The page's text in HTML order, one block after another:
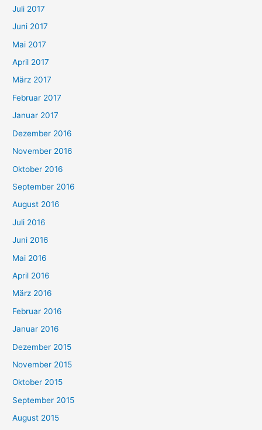
Juli 2017
Juni 2017
Mai 2017
April 2017
März 2017
Februar 2017
Januar 2017
Dezember 2016
November 2016
Oktober 2016
September 2016
August 2016
Juli 2016
Juni 2016
Mai 2016
April 2016
März 2016
Februar 2016
Januar 2016
Dezember 2015
November 2015
Oktober 2015
September 2015
August 2015